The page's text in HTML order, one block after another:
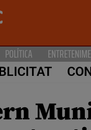
POLÍTICA